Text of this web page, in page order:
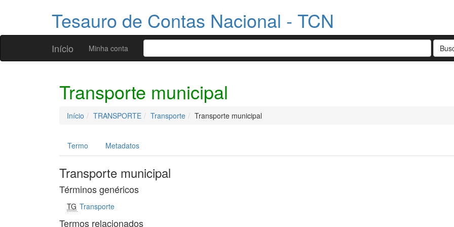
Tesauro de Contas Nacional - TCN
Início Minha conta
Transporte municipal
Início TRANSPORTE Transporte Transporte municipal
Termo Metadatos
Transporte municipal
Términos genéricos
TG Transporte
Termos relacionados